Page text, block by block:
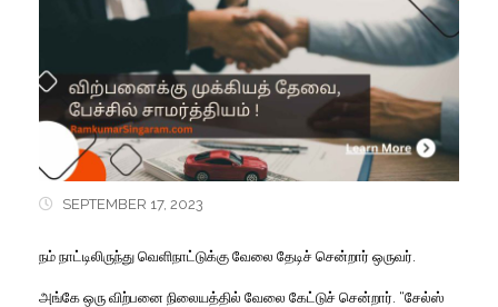
SEPTEMBER 17, 2023
நம் நாட்டிலிருந்து வெளிநாட்டுக்கு வேலை தேடிச் சென்றார் ஒருவர்.
அங்கே ஒரு விற்பனை நிலையத்தில் வேலை கேட்டுச் சென்றார். “சேல்ஸ்